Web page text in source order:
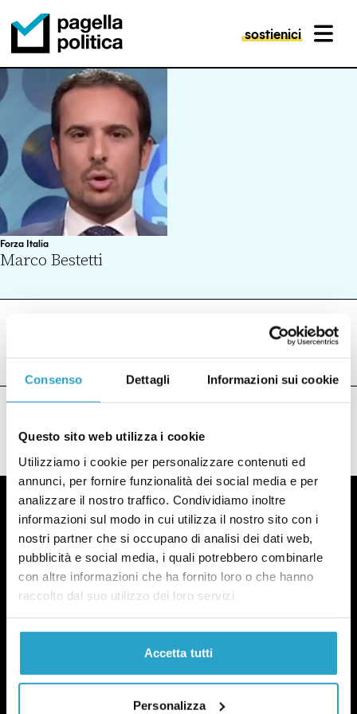
Consenso Dettagli Informazioni sui cookie
Questo sito web utilizza i cookie
Utilizziamo i cookie per personalizzare contenuti ed
annunci, per fornire funzionalità dei social media e per
analizzare il nostro traffico. Condividiamo inoltre
informazioni sul modo in cui utilizza il nostro sito con i
nostri partner che si occupano di analisi dei dati web,
pubblicità e social media, i quali potrebbero combinarle
con altre informazioni che ha fornito loro o che hanno
raccolto dal suo utilizzo dei loro servizi.
Accetta tutti
Personalizza
Pagella Politica Logo
sostienici MENU
Forza Italia
Marco Bestetti
ARTICOLI (0) FACT CHECKING (1)
Fact-checking e informazione
politica dal 2012.